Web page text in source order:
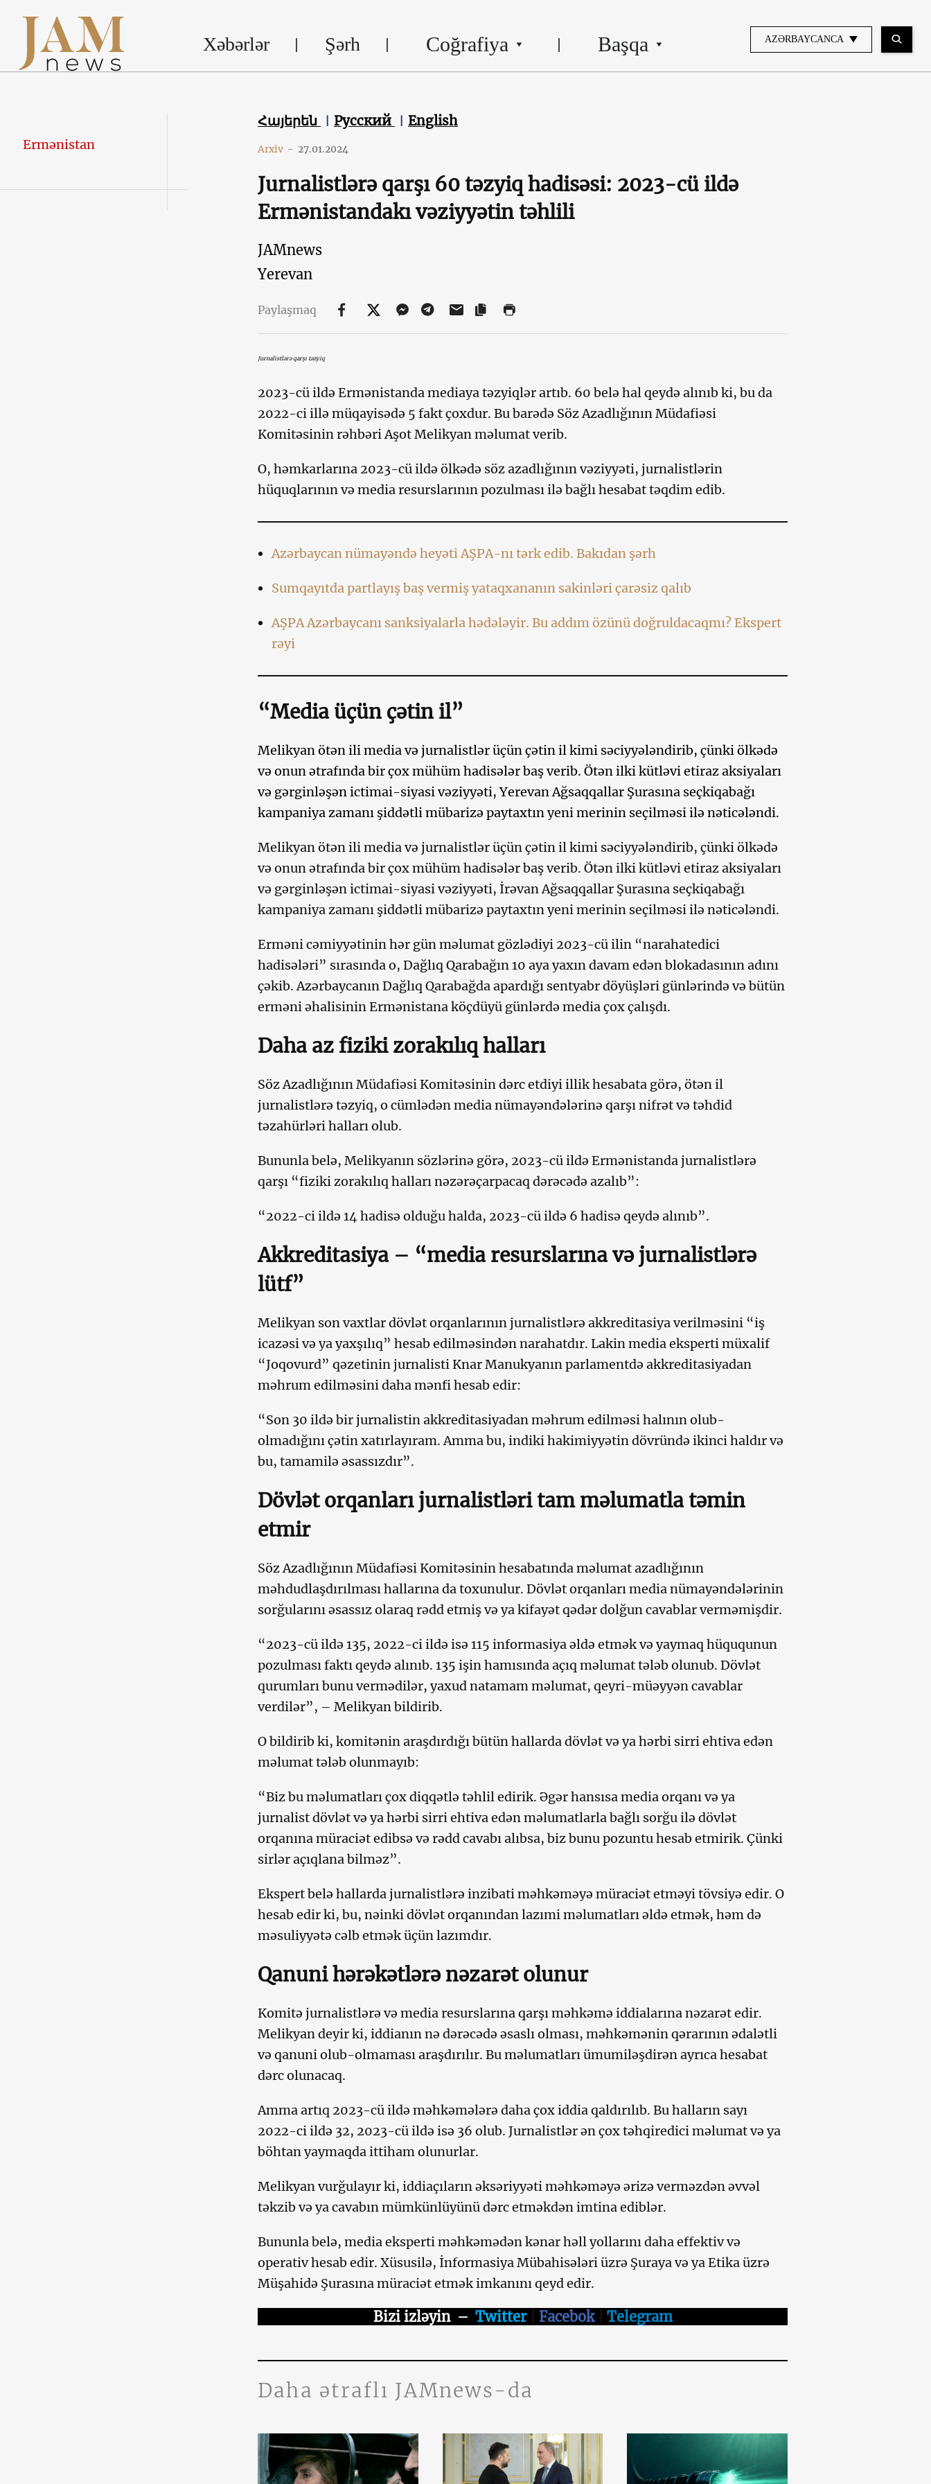
Xəbərlər Şərh Coğrafiya Başqa AZƏRBAYCANCA
Ermənistan
Հայերեն Русский English
Arxiv - 27.01.2024
Jurnalistlərə qarşı 60 təzyiq hadisəsi: 2023-cü ildə
Ermənistandakı vəziyyətin təhlili
JAMnews
Yerevan
Paylaşmaq
Jurnalistlərə qarşı təzyiq
2023-cü ildə Ermənistanda mediaya təzyiqlər artıb. 60 belə hal qeydə alınıb ki, bu da
2022-ci illə müqayisədə 5 fakt çoxdur. Bu barədə Söz Azadlığının Müdafiəsi
Komitəsinin rəhbəri Aşot Melikyan məlumat verib.
O, həmkarlarına 2023-cü ildə ölkədə söz azadlığının vəziyyəti, jurnalistlərin
hüquqlarının və media resurslarının pozulması ilə bağlı hesabat təqdim edib.
Azərbaycan nümayəndə heyəti AŞPA-nı tərk edib. Bakıdan şərh
Sumqayıtda partlayış baş vermiş yataqxananın sakinləri çarəsiz qalıb
AŞPA Azərbaycanı sanksiyalarla hədələyir. Bu addım özünü doğruldacaqmı? Ekspert
rəyi
“Media üçün çətin il”
Melikyan ötən ili media və jurnalistlər üçün çətin il kimi səciyyələndirib, çünki ölkədə
və onun ətrafında bir çox mühüm hadisələr baş verib. Ötən ilki kütləvi etiraz aksiyaları
və gərginləşən ictimai-siyasi vəziyyəti, Yerevan Ağsaqqallar Şurasına seçkiqabağı
kampaniya zamanı şiddətli mübarizə paytaxtın yeni merinin seçilməsi ilə nəticələndi.
Melikyan ötən ili media və jurnalistlər üçün çətin il kimi səciyyələndirib, çünki ölkədə
və onun ətrafında bir çox mühüm hadisələr baş verib. Ötən ilki kütləvi etiraz aksiyaları
və gərginləşən ictimai-siyasi vəziyyəti, İrəvan Ağsaqqallar Şurasına seçkiqabağı
kampaniya zamanı şiddətli mübarizə paytaxtın yeni merinin seçilməsi ilə nəticələndi.
Erməni cəmiyyətinin hər gün məlumat gözlədiyi 2023-cü ilin “narahatedici
hadisələri” sırasında o, Dağlıq Qarabağın 10 aya yaxın davam edən blokadasının adını
çəkib. Azərbaycanın Dağlıq Qarabağda apardığı sentyabr döyüşləri günlərində və bütün
erməni əhalisinin Ermənistana köçdüyü günlərdə media çox çalışdı.
Daha az fiziki zorakılıq halları
Söz Azadlığının Müdafiəsi Komitəsinin dərc etdiyi illik hesabata görə, ötən il
jurnalistlərə təzyiq, o cümlədən media nümayəndələrinə qarşı nifrət və təhdid
təzahürləri halları olub.
Bununla belə, Melikyanın sözlərinə görə, 2023-cü ildə Ermənistanda jurnalistlərə
qarşı “fiziki zorakılıq halları nəzərəçarpacaq dərəcədə azalıb”:
“2022-ci ildə 14 hadisə olduğu halda, 2023-cü ildə 6 hadisə qeydə alınıb”.
Akkreditasiya – “media resurslarına və jurnalistlərə
lütf”
Melikyan son vaxtlar dövlət orqanlarının jurnalistlərə akkreditasiya verilməsini “iş
icazəsi və ya yaxşılıq” hesab edilməsindən narahatdır. Lakin media eksperti müxalif
“Joqovurd” qəzetinin jurnalisti Knar Manukyanın parlamentdə akkreditasiyadan
məhrum edilməsini daha mənfi hesab edir:
“Son 30 ildə bir jurnalistin akkreditasiyadan məhrum edilməsi halının olub-
olmadığını çətin xatırlayıram. Amma bu, indiki hakimiyyətin dövründə ikinci haldır və
bu, tamamilə əsassızdır”.
Dövlət orqanları jurnalistləri tam məlumatla təmin
etmir
Söz Azadlığının Müdafiəsi Komitəsinin hesabatında məlumat azadlığının
məhdudlaşdırılması hallarına da toxunulur. Dövlət orqanları media nümayəndələrinin
sorğularını əsassız olaraq rədd etmiş və ya kifayət qədər dolğun cavablar verməmişdir.
“2023-cü ildə 135, 2022-ci ildə isə 115 informasiya əldə etmək və yaymaq hüququnun
pozulması faktı qeydə alınıb. 135 işin hamısında açıq məlumat tələb olunub. Dövlət
qurumları bunu vermədilər, yaxud natamam məlumat, qeyri-müəyyən cavablar
verdilər”, – Melikyan bildirib.
O bildirib ki, komitənin araşdırdığı bütün hallarda dövlət və ya hərbi sirri ehtiva edən
məlumat tələb olunmayıb:
“Biz bu məlumatları çox diqqətlə təhlil edirik. Əgər hansısa media orqanı və ya
jurnalist dövlət və ya hərbi sirri ehtiva edən məlumatlarla bağlı sorğu ilə dövlət
orqanına müraciət edibsə və rədd cavabı alıbsa, biz bunu pozuntu hesab etmirik. Çünki
sirlər açıqlana bilməz”.
Ekspert belə hallarda jurnalistlərə inzibati məhkəməyə müraciət etməyi tövsiyə edir. O
hesab edir ki, bu, nəinki dövlət orqanından lazımi məlumatları əldə etmək, həm də
məsuliyyətə cəlb etmək üçün lazımdır.
Qanuni hərəkətlərə nəzarət olunur
Komitə jurnalistlərə və media resurslarına qarşı məhkəmə iddialarına nəzarət edir.
Melikyan deyir ki, iddianın nə dərəcədə əsaslı olması, məhkəmənin qərarının ədalətli
və qanuni olub-olmaması araşdırılır. Bu məlumatları ümumiləşdirən ayrıca hesabat
dərc olunacaq.
Amma artıq 2023-cü ildə məhkəmələrə daha çox iddia qaldırılıb. Bu halların sayı
2022-ci ildə 32, 2023-cü ildə isə 36 olub. Jurnalistlər ən çox təhqiredici məlumat və ya
böhtan yaymaqda ittiham olunurlar.
Melikyan vurğulayır ki, iddiaçıların əksəriyyəti məhkəməyə ərizə verməzdən əvvəl
təkzib və ya cavabın mümkünlüyünü dərc etməkdən imtina ediblər.
Bununla belə, media eksperti məhkəmədən kənar həll yollarını daha effektiv və
operativ hesab edir. Xüsusilə, İnformasiya Mübahisələri üzrə Şuraya və ya Etika üzrə
Müşahidə Şurasına müraciət etmək imkanını qeyd edir.
Bizi izləyin– Twitter| Facebok Telegram
Daha ətraflı JAMnews-da